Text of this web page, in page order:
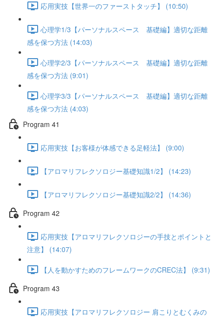
応用実技【世界一のファーストタッチ】 (10:50)
心理学1/3【パーソナルスペース 基礎編】適切な距離
感を保つ方法 (14:03)
心理学2/3【パーソナルスペース 基礎編】適切な距離
感を保つ方法 (9:01)
心理学3/3【パーソナルスペース 基礎編】適切な距離
感を保つ方法 (4:03)
Program 41
応用実技【お客様が体感できる足軽法】 (9:00)
【アロマリフレクソロジー基礎知識1/2】 (14:23)
【アロマリフレクソロジー基礎知識2/2】 (14:36)
Program 42
応用実技【アロマリフレクソロジーの手技とポイントと
注意】 (14:07)
【人を動かすためのフレームワークのCREC法】 (9:31)
Program 43
応用実技【アロマリフレクソロジー 肩こりとむくみの